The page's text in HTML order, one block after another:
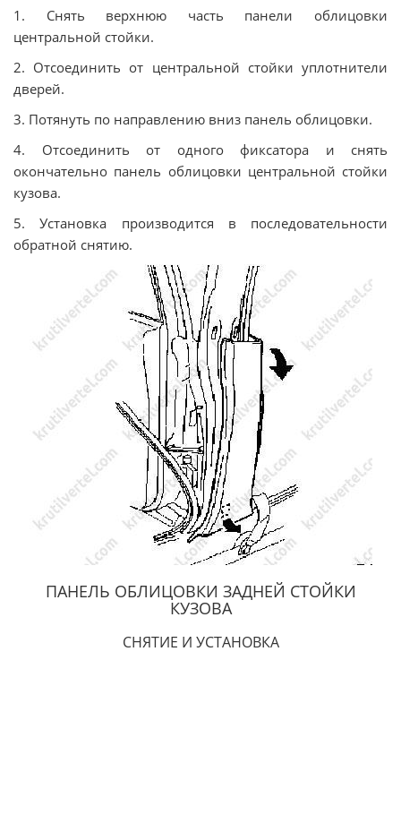
1. Снять верхнюю часть панели облицовки
центральной стойки.
2. Отсоединить от центральной стойки уплотнители
дверей.
3. Потянуть по направлению вниз панель облицовки.
4. Отсоединить от одного фиксатора и снять
окончательно панель облицовки центральной стойки
кузова.
5. Установка производится в последовательности
обратной снятию.
ПАНЕЛЬ ОБЛИЦОВКИ ЗАДНЕЙ СТОЙКИ
КУЗОВА
СНЯТИЕ И УСТАНОВКА